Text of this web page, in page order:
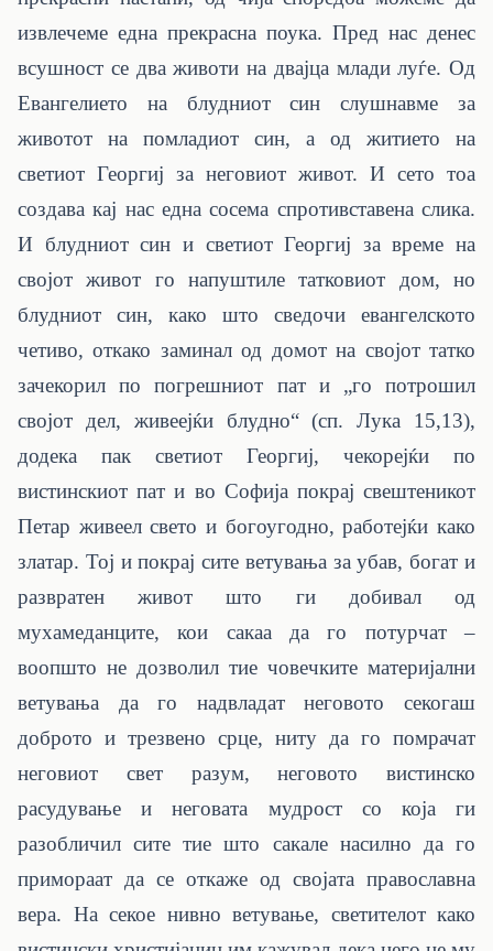
извлечеме една прекрасна поука. Пред нас денес
всушност се два животи на двајца млади луѓе. Од
Евангелието на блудниот син слушнавме за
животот на помладиот син, а од житието на
светиот Георгиј за неговиот живот. И сето тоа
создава кај нас една сосема спротивставена слика.
И блудниот син и светиот Георгиј за време на
својот живот го напуштиле татковиот дом, но
блудниот син, како што сведочи евангелското
четиво, откако заминал од домот на својот татко
зачекорил по погрешниот пат и „го потрошил
својот дел, живеејќи блудно“ (сп. Лука 15,13),
додека пак светиот Георгиј, чекорејќи по
вистинскиот пат и во Софија покрај свештеникот
Петар живеел свето и богоугодно, работејќи како
златар. Тој и покрај сите ветувања за убав, богат и
развратен живот што ги добивал од
мухамеданците, кои сакаа да го потурчат –
воопшто не дозволил тие човечките материјални
ветувања да го надвладат неговото секогаш
доброто и трезвено срце, ниту да го помрачат
неговиот свет разум, неговото вистинско
расудување и неговата мудрост со која ги
разобличил сите тие што сакале насилно да го
примораат да се откаже од својата православна
вера. На секое нивно ветување, светителот како